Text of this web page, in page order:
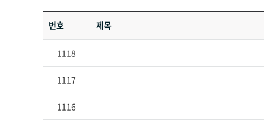
번호 제목
1118
1117
1116